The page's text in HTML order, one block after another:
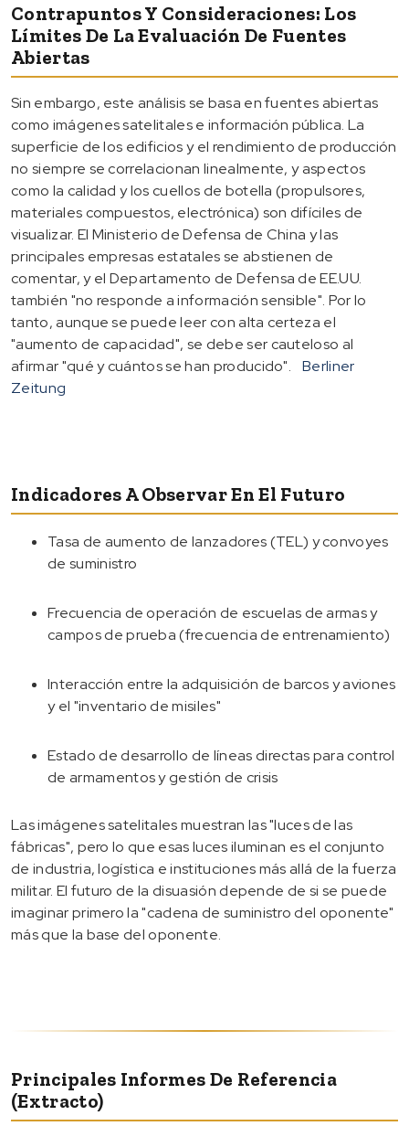
Contrapuntos Y Consideraciones: Los
Límites De La Evaluación De Fuentes
Abiertas
Sin embargo, este análisis se basa en fuentes abiertas
como imágenes satelitales e información pública. La
superficie de los edificios y el rendimiento de producción
no siempre se correlacionan linealmente, y aspectos
como la calidad y los cuellos de botella (propulsores,
materiales compuestos, electrónica) son difíciles de
visualizar. El Ministerio de Defensa de China y las
principales empresas estatales se abstienen de
comentar, y el Departamento de Defensa de EE.UU.
también "no responde a información sensible". Por lo
tanto, aunque se puede leer con alta certeza el
"aumento de capacidad", se debe ser cauteloso al
afirmar "qué y cuántos se han producido".
Berliner
Zeitung
Indicadores A Observar En El Futuro
Tasa de aumento de lanzadores (TEL) y convoyes
de suministro
Frecuencia de operación de escuelas de armas y
campos de prueba (frecuencia de entrenamiento)
Interacción entre la adquisición de barcos y aviones
y el "inventario de misiles"
Estado de desarrollo de líneas directas para control
de armamentos y gestión de crisis
Las imágenes satelitales muestran las "luces de las
fábricas", pero lo que esas luces iluminan es el conjunto
de industria, logística e instituciones más allá de la fuerza
militar. El futuro de la disuasión depende de si se puede
imaginar primero la "cadena de suministro del oponente"
más que la base del oponente.
Principales Informes De Referencia
(extracto)